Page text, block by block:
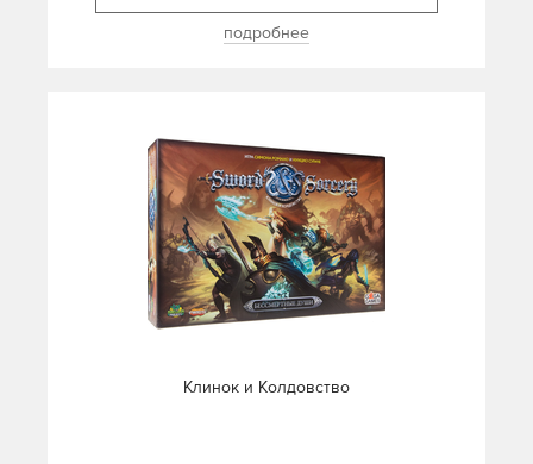
подробнее
Клинок и Колдовство